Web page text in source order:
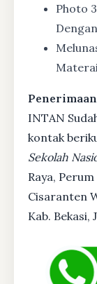
Photo
INTAN
kontak
Sekolah
Raya,
Cisaranten
Kab. Bekasi,